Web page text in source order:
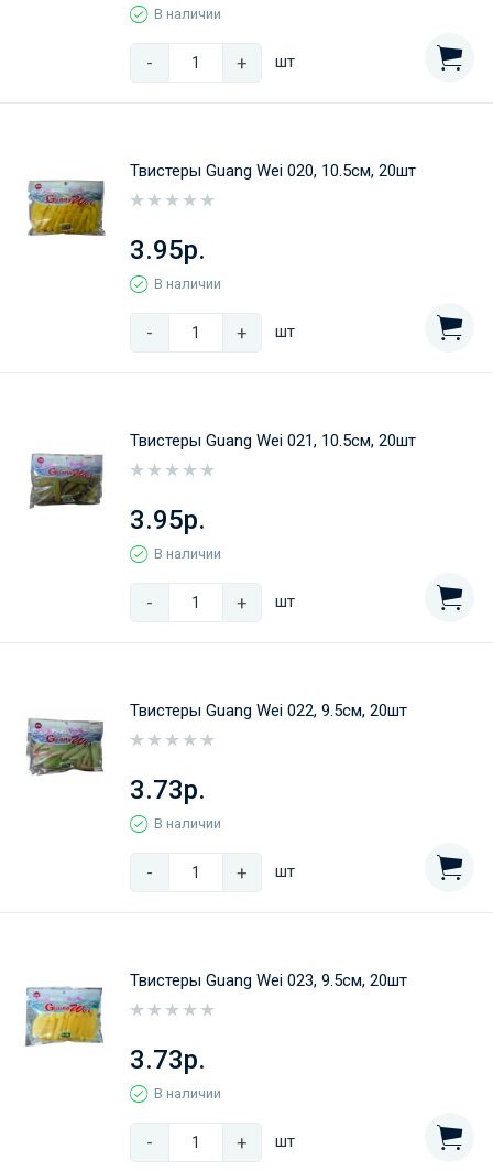
В наличии
- + шт
Твистеры Guang Wei 020, 10.5см, 20шт
3.95р.
В наличии
- + шт
Твистеры Guang Wei 021, 10.5см, 20шт
3.95р.
В наличии
- + шт
Твистеры Guang Wei 022, 9.5см, 20шт
3.73р.
В наличии
- + шт
Твистеры Guang Wei 023, 9.5см, 20шт
3.73р.
В наличии
- + шт